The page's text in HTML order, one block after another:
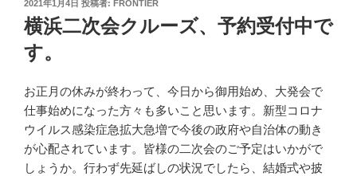
投
稿
日:
2021年1月4日 投稿者: FRONTIER
横浜二次会クルーズ、予約受付中で
す。
お正月の休みが終わって、今日から御用始め、大発会で
仕事始めになった方々も多いこと思います。新型コロナ
ウイルス感染症急拡大急増で今後の政府や自治体の動き
が心配されています。皆様の二次会のご予定はいかがで
しょうか。行わず先延ばしの状況でしたら、結婚式や披